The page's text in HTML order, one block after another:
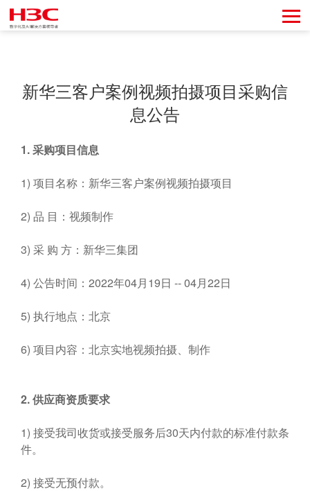
新华三客户案例视频拍摄项目采购信
息公告
1.采购项目信息
1) 项目名称：新华三客户案例视频拍摄项目
2) 品 目：视频制作
3) 采 购 方：新华三集团
4) 公告时间：2022年04月19日 -- 04月22日
5) 执行地点：北京
6) 项目内容：北京实地视频拍摄、制作
2.供应商资质要求
1) 接受我司收货或接受服务后30天内付款的标准付款条
件。
2) 接受无预付款。